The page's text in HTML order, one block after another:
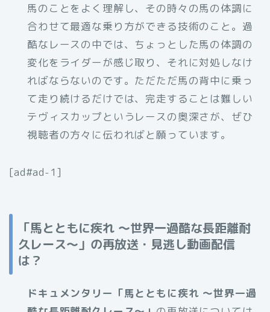
馬のことをよく理解し、その時々の馬の体調に
合わせて最適な乗り方ができる技術のこと。過
酷なレースの中では、ちょっとした馬の体調の
変化をライダーが感じ取り、それに対処しなけ
ればならないのです。ただただ馬の背中に乗っ
て走り続けるだけでは、完走することは難しい
テヴィスカップというレースの奥深さが、ぜひ
視聴者の方々に伝わればと願っています。
[ad#ad-1]
「馬とともに疾れ 〜世界一過酷な長距離耐
久レース〜」の再放送・見逃し動画配信
は？
ドキュメンタリー「馬とともに疾れ 〜世界一過